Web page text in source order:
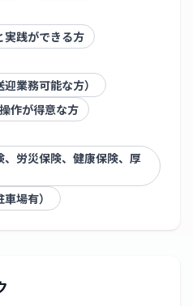
実践ができる方
業務可能な方）
作が得意な方
労災保険、健康保険、厚
場有）